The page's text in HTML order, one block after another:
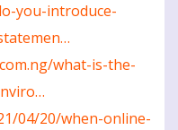
you-introduce-
what-is-the-
04/20/when-online-